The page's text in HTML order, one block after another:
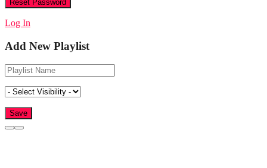
Log In
Add New Playlist